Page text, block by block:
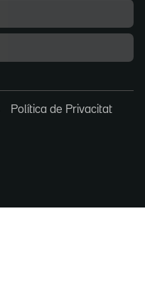
Política de Privacitat